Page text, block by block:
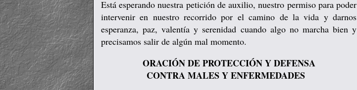
Está esperando nuestra petición de auxilio, nuestro permiso para poder
intervenir en nuestro recorrido por el camino de la vida y darnos
esperanza, paz, valentía y serenidad cuando algo no marcha bien y
precisamos salir de algún mal momento.
ORACIÓN DE PROTECCIÓN Y DEFENSA
CONTRA MALES Y ENFERMEDADES